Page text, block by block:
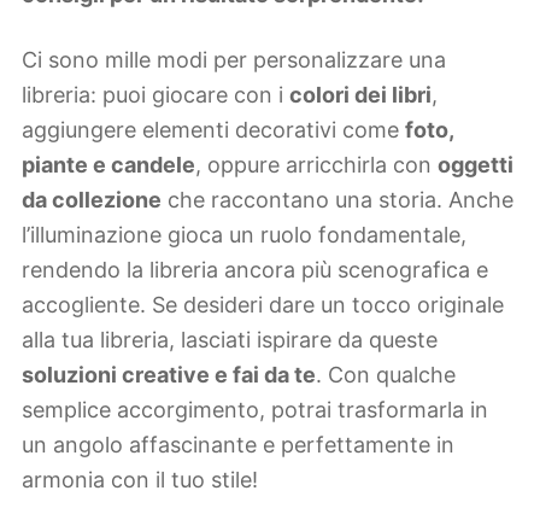
Ci sono mille modi per personalizzare una
libreria: puoi giocare con i colori dei libri,
aggiungere elementi decorativi come foto,
piante e candele, oppure arricchirla con oggetti
da collezione che raccontano una storia. Anche
l’illuminazione gioca un ruolo fondamentale,
rendendo la libreria ancora più scenografica e
accogliente. Se desideri dare un tocco originale
alla tua libreria, lasciati ispirare da queste
soluzioni creative e fai da te. Con qualche
semplice accorgimento, potrai trasformarla in
un angolo affascinante e perfettamente in
armonia con il tuo stile!